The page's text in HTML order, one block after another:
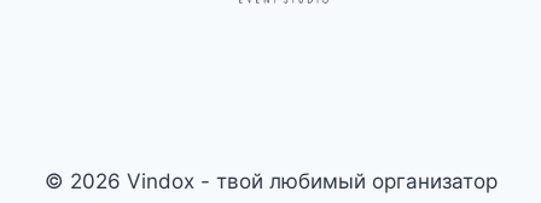
© 2026 Vindox - твой любимый организатор